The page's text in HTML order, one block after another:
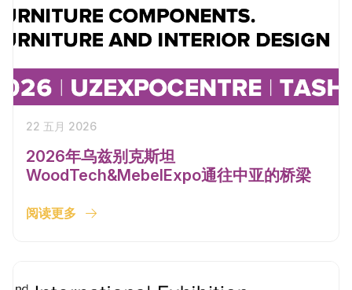
22 五月 2026
2026年乌兹别克斯坦
WoodTech&MebelExpo通往中亚的桥梁
阅读更多